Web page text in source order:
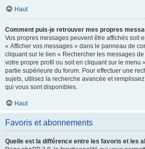
Haut
Comment puis-je retrouver mes propres
Vos propres messages peuvent être affichés soit
« Afficher vos messages » dans le panneau de
cliquant sur le lien « Rechercher les messages
votre propre profil ou soit en cliquant sur le menu
partie supérieure du forum. Pour effectuer une
sujets, utilisez la recherche avancée et
qui vous sont disponibles.
Haut
Favoris et abonnements
Quelle est la différence entre les favoris et les